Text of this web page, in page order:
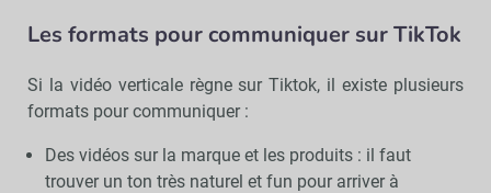
Les formats pour communiquer sur TikTok
Si la vidéo verticale règne sur Tiktok, il existe plusieurs
formats pour communiquer :
Des vidéos sur la marque et les produits : il faut
trouver un ton très naturel et fun pour arriver à